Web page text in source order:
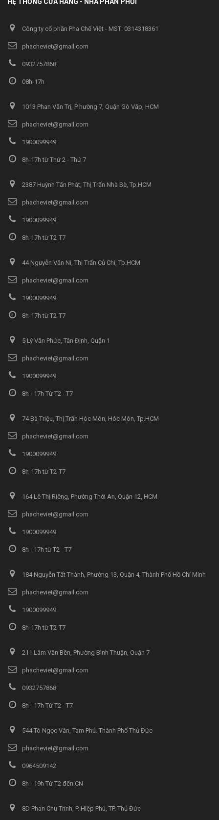
Công ty cổ phần Pha Chế Việt - MST: 0314318361
phacheviet@gmail.com
0932757868
08h-17h
1013 Phan Văn Trị, P hường 7, Quận Gò Vấp, HCM
phacheviet@gmail.com
1900099949
8h-17h từ Thứ 2 - Thứ 7
2387 Huỳnh Tấn Phát, Thị Trấn Nhà Bè, Tp.HCM
phacheviet@gmail.com
1900099949
8h-17h từ T2-T7
44 Nguyễn Văn Ni, Thị Trấn Củ Chi, Tp.HCM
phacheviet@gmail.com
1900099949
8h-17h từ T2-T7
5 Lý Văn Phức, Tân Định, Quận 1
phacheviet@gmail.com
1900099949
8h - 17h Từ T2 - T7
74 Bà Triệu, Thị Trấn Hóc Môn, Hóc Môn, Tp.HCM
phacheviet@gmail.com
1900099949
8h-17h từ T2-T7
164 Lê Thị Riêng, Phường Thới An, Quận 12, HCM
phacheviet@gmail.com
1900099949
8h - 17h từ T2 - T7
184 Nguyễn Tất Thành, Phường 13, Quận 4, Thành Phố Hồ Chí Minh
phacheviet@gmail.com
1900099949
8h-17h từ T2-T7
211 Lâm Văn Bền, Phường Bình Thuận, Quận 7
phacheviet@gmail.com
0932757868
8h - 17h Từ T2 - T7
544 Tô Ngọc Vân, Tam Phú. Thành Phố Thủ Đức
phacheviet@gmail.com
0964509142
8h - 19h Từ T2 đến CN
8D Phan Chu Trinh, P. Hiệp Phú, TP. Thủ Đức